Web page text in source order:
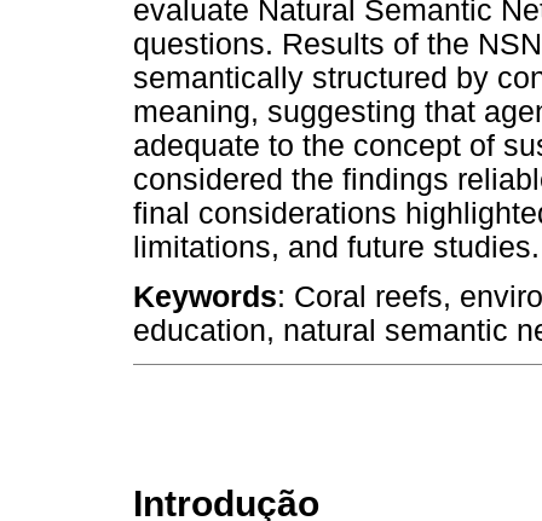
evaluate Natural Semantic
questions. Results of the
semantically structured by
meaning, suggesting that
adequate to the concept of
considered the findings
final considerations
limitations, and future studies.
Keywords: Coral reefs,
education, natural semantic
Introdução